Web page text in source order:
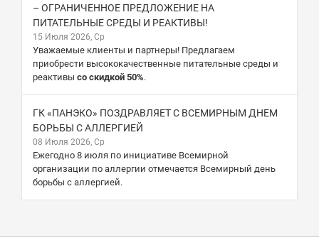
– ОГРАНИЧЕННОЕ ПРЕДЛОЖЕНИЕ НА
ПИТАТЕЛЬНЫЕ СРЕДЫ И РЕАКТИВЫ!
15 Июля 2026, Ср
Уважаемые клиенты и партнеры! Предлагаем
приобрести высококачественные питательные среды и
реактивы со скидкой 50%.
ГК «ПАНЭКО» ПОЗДРАВЛЯЕТ С ВСЕМИРНЫМ ДНЕМ
БОРЬБЫ С АЛЛЕРГИЕЙ
08 Июля 2026, Ср
Ежегодно 8 июля по инициативе Всемирной
организации по аллергии отмечается Всемирный день
борьбы с аллергией.